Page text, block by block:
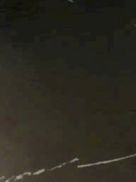
Sáng
Xứng